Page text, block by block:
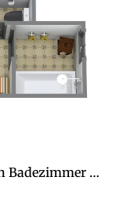
Grundriss-Design für ein Badezimmer mit zwei Türen